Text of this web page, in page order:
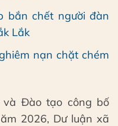
bắn chết người đàn
Lắk
nạn chặt chém
và Đào tạo công bố
2026, Dư luận xã